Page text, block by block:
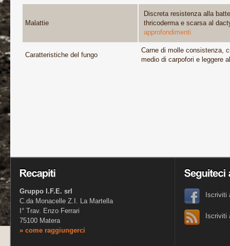
Malattie
Discreta resistenza alla
thricoderma e scarsa al
approfondimenti
Caratteristiche del fungo
Carne di molle consistenza,
medio di carpofori e leggere
Gruppo I.F.E. srl
C.da Monacelle Z.I. La Martella
I° Trav. Enzo Ferrari
75100 Matera
» come raggiungerci
Iscriviti
Iscriviti